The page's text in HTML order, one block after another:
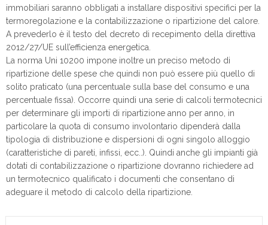
immobiliari saranno obbligati a installare dispositivi specifici per la
termoregolazione e la contabilizzazione o ripartizione del calore.
A prevederlo è il testo del decreto di recepimento della direttiva
2012/27/UE sull’efficienza energetica.
La norma Uni 10200 impone inoltre un preciso metodo di
ripartizione delle spese che quindi non può essere più quello di
solito praticato (una percentuale sulla base del consumo e una
percentuale fissa). Occorre quindi una serie di calcoli termotecnici
per determinare gli importi di ripartizione anno per anno, in
particolare la quota di consumo involontario dipenderà dalla
tipologia di distribuzione e dispersioni di ogni singolo alloggio
(caratteristiche di pareti, infissi, ecc..). Quindi anche gli impianti già
dotati di contabilizzazione o ripartizione dovranno richiedere ad
un termotecnico qualificato i documenti che consentano di
adeguare il metodo di calcolo della ripartizione.